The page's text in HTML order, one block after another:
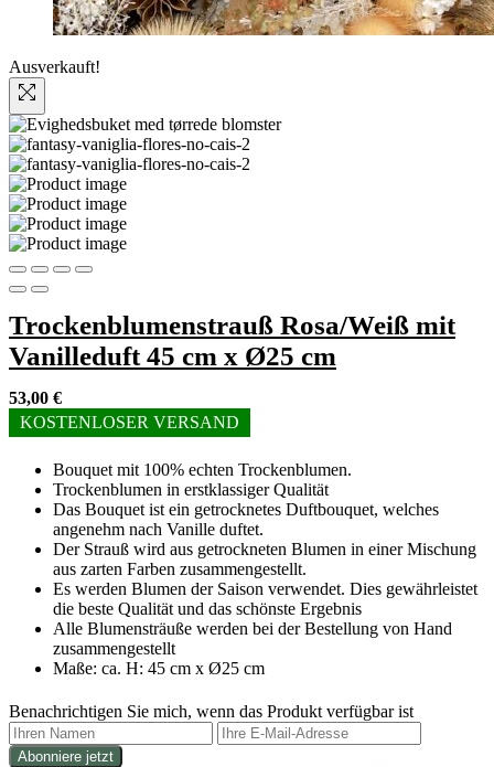
Ausverkauft!
Trockenblumenstrauß Rosa/Weiß mit
Vanilleduft 45 cm x Ø25 cm
53,00 €
KOSTENLOSER VERSAND
Bouquet mit 100% echten Trockenblumen.
Trockenblumen in erstklassiger Qualität
Das Bouquet ist ein getrocknetes Duftbouquet, welches
angenehm nach Vanille duftet.
Der Strauß wird aus getrockneten Blumen in einer Mischung
aus zarten Farben zusammengestellt.
Es werden Blumen der Saison verwendet. Dies gewährleistet
die beste Qualität und das schönste Ergebnis
Alle Blumensträuße werden bei der Bestellung von Hand
zusammengestellt
Maße: ca. H: 45 cm x Ø25 cm
Benachrichtigen Sie mich, wenn das Produkt verfügbar ist